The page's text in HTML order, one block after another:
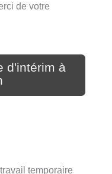
de votre
d'intérim à
temporaire